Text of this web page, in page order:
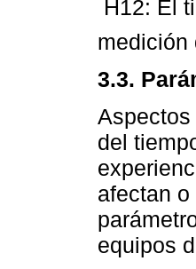
 H12:
medición
3.3.
del
afectan
equipos